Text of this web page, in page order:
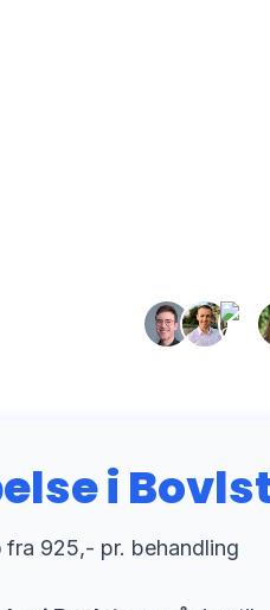
i
fra 925,- pr. behandling